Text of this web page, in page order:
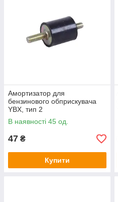
Амортизатор для
бензинового обприскувача
YBX, тип 2
В наявності 45 од.
47 ₴
Купити